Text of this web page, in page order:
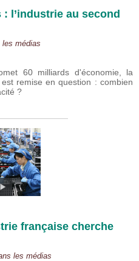
l’industrie au second
les médias
60 milliards d'économie, la
remise en question : combien
?
française cherche
les médias